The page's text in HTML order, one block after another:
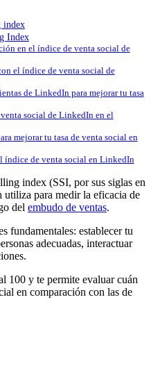
index
Index
en el índice de venta social de
el índice de venta social de
de LinkedIn para mejorar tu tasa
social de LinkedIn en el
mejorar tu tasa de venta social en
de venta social en LinkedIn
index (SSI, por sus siglas en
para medir la eficacia de
del embudo de ventas.
fundamentales: establecer tu
adecuadas, interactuar
100 y te permite evaluar cuán
en comparación con las de